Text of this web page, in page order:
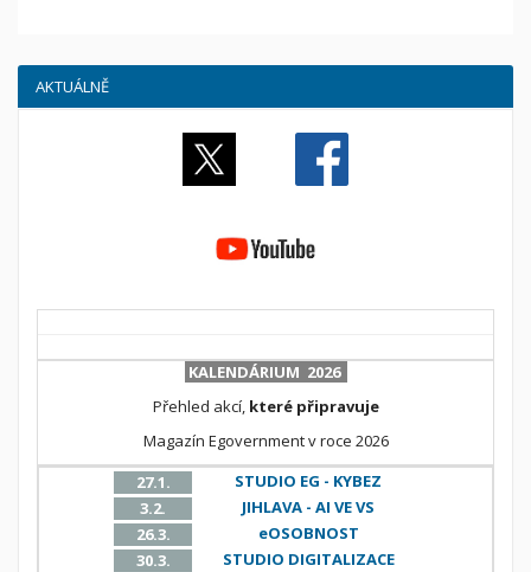
AKTUÁLNĚ
KALENDÁRIUM 2026
Přehled akcí, které připravuje
Magazín Egovernment v roce 2026
27.1.
STUDIO EG - KYBEZ
3.2.
JIHLAVA - AI VE VS
26.3.
eOSOBNOST
30.3.
STUDIO DIGITALIZACE